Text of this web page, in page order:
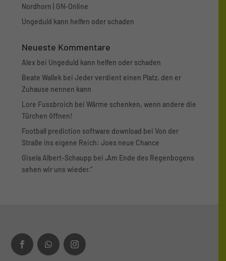
Nordhorn | GN-Online
Ungeduld kann helfen oder schaden
Neueste Kommentare
Alex bei Ungeduld kann helfen oder schaden
Beate Wallek beiJeder verdient einen Platz, den er
Zuhause nennen kann
Lore Fussbroich beiWärme schenken, wenn andere die
Türchen öffnen!
Football prediction software download beiVon der
Straße ins eigene Reich: Joes neue Chance
Gisela Albert-Schaupp bei„Am Ende des Regenbogens
sehen wir uns wieder.“